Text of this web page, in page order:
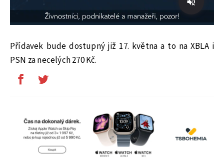
Přídavek bude dostupný již 17. května a to na XBLA i
PSN za necelých 270 Kč.